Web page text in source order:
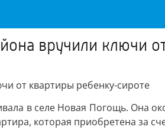
вручили ключи
от квартиры ребенку-сироте
в селе Новая Погощь. Она
которая приобретена за